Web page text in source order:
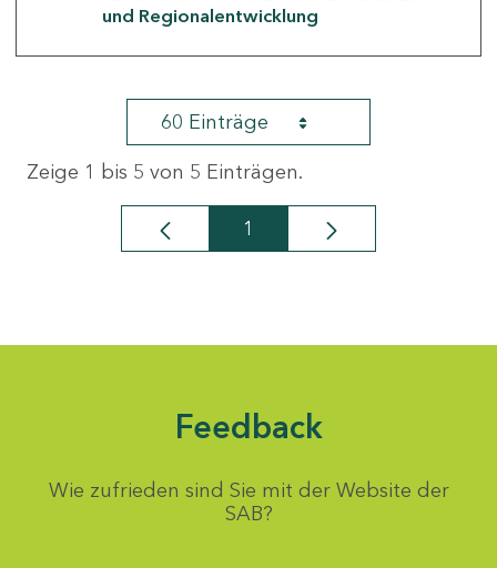
und Regionalentwicklung
60 Einträge
Zeige 1 bis 5 von 5 Einträgen.
Seite
1
Feedback
Wie zufrieden sind Sie mit der Website der
SAB?